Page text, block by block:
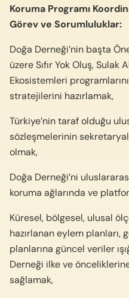
Koruma Programı
Görev ve Sorumluluklar:
Doğa Derneği’nin başta
üzere Sıfır Yok Oluş, Sulak
Ekosistemleri
stratejilerini hazırlamak,
Türkiye’nin taraf olduğu
sözleşmelerinin
olmak,
Doğa Derneği’ni
koruma ağlarında ve
Küresel, bölgesel, ulusal
hazırlanan eylem planları,
planlarına güncel veriler
Derneği ilke ve
sağlamak,